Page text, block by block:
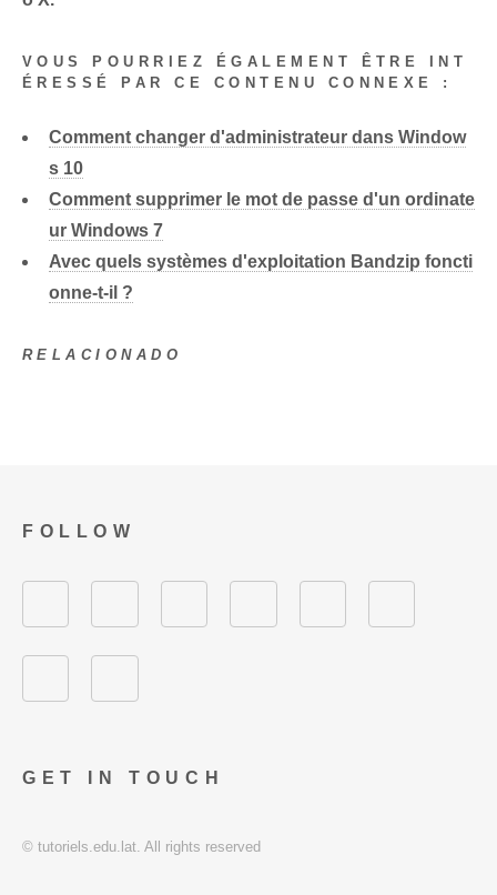
VOUS POURRIEZ ÉGALEMENT ÊTRE INT
ÉRESSÉ PAR CE CONTENU CONNEXE :
Comment changer d'administrateur dans Window
s 10
Comment supprimer le mot de passe d'un ordinate
ur Windows 7
Avec quels systèmes d'exploitation Bandzip foncti
onne-t-il ?
RELACIONADO
GET IN TOUCH
FOLLOW
© tutoriels.edu.lat. All rights reserved